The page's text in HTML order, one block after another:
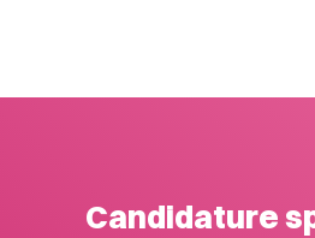
Candidature